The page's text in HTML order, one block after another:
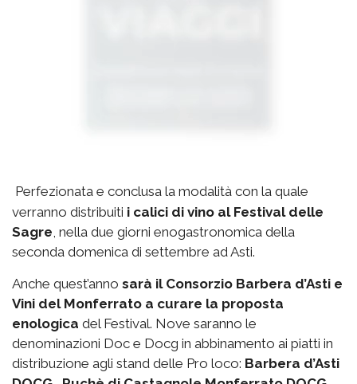
Perfezionata e conclusa la modalità con la quale
verranno distribuiti i calici di vino al Festival delle
Sagre , nella due giorni enogastronomica della
seconda domenica di settembre ad Asti.
Anche quest’anno sarà il Consorzio Barbera d’Asti e
Vini del Monferrato a curare la proposta
enologica del Festival. Nove saranno le
denominazioni Doc e Docg in abbinamento ai piatti in
distribuzione agli stand delle Pro loco: Barbera d’Asti